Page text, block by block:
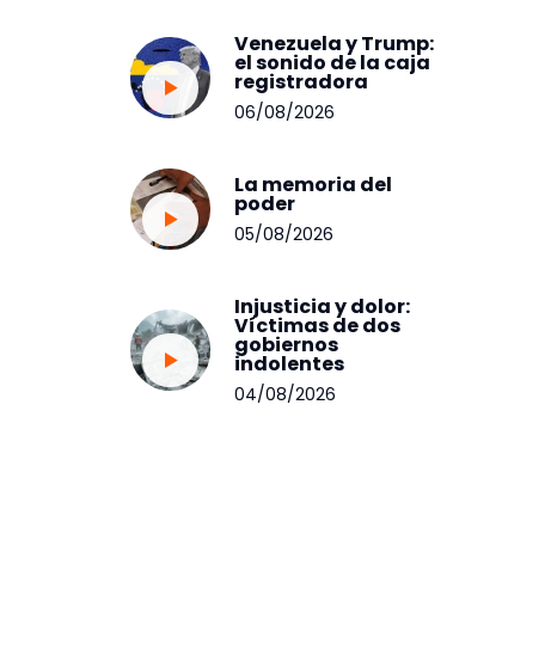
Venezuela y Trump:
el sonido de la caja
registradora
06/08/2026
La memoria del
poder
05/08/2026
Injusticia y dolor:
Víctimas de dos
gobiernos
indolentes
04/08/2026